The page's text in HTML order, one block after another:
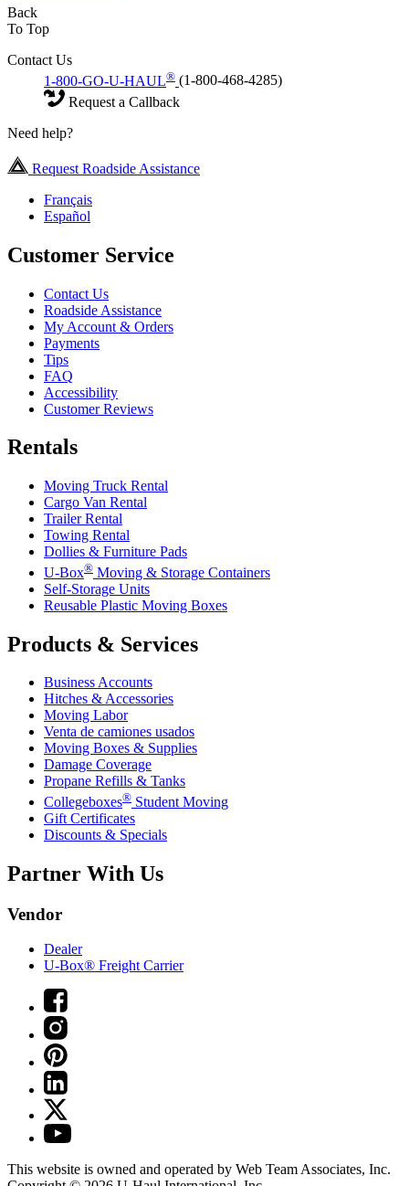
Back
To Top
Contact Us
1-800-GO-U-HAUL® (1-800-468-4285)
Request a Callback
Need help?
Request Roadside Assistance
Français
Español
Customer Service
Contact Us
Roadside Assistance
My Account & Orders
Payments
Tips
FAQ
Accessibility
Customer Reviews
Rentals
Moving Truck Rental
Cargo Van Rental
Trailer Rental
Towing Rental
Dollies & Furniture Pads
U-Box® Moving & Storage Containers
Self-Storage Units
Reusable Plastic Moving Boxes
Products & Services
Business Accounts
Hitches & Accessories
Moving Labor
Venta de camiones usados
Moving Boxes & Supplies
Damage Coverage
Propane Refills & Tanks
Collegeboxes® Student Moving
Gift Certificates
Discounts & Specials
Partner With Us
Vendor
Dealer
U-Box® Freight Carrier
This website is owned and operated by Web Team Associates, Inc.